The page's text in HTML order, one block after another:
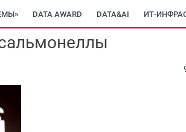
DATA AWARD DATA&AI ИТ-